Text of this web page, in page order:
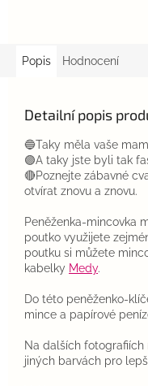
Popis Hodnocení
Detailní popis
🔵Taky měla vaše
🟣A taky jste byli tak
🔴Poznejte zábavné
otvírat znovu a znovu.
Peněženka-mincovka
poutko využijete
poutku si můžete
kabelky Medy.
Do této peněženko-
mince a papírové
Na dalších
jiných barvách pro